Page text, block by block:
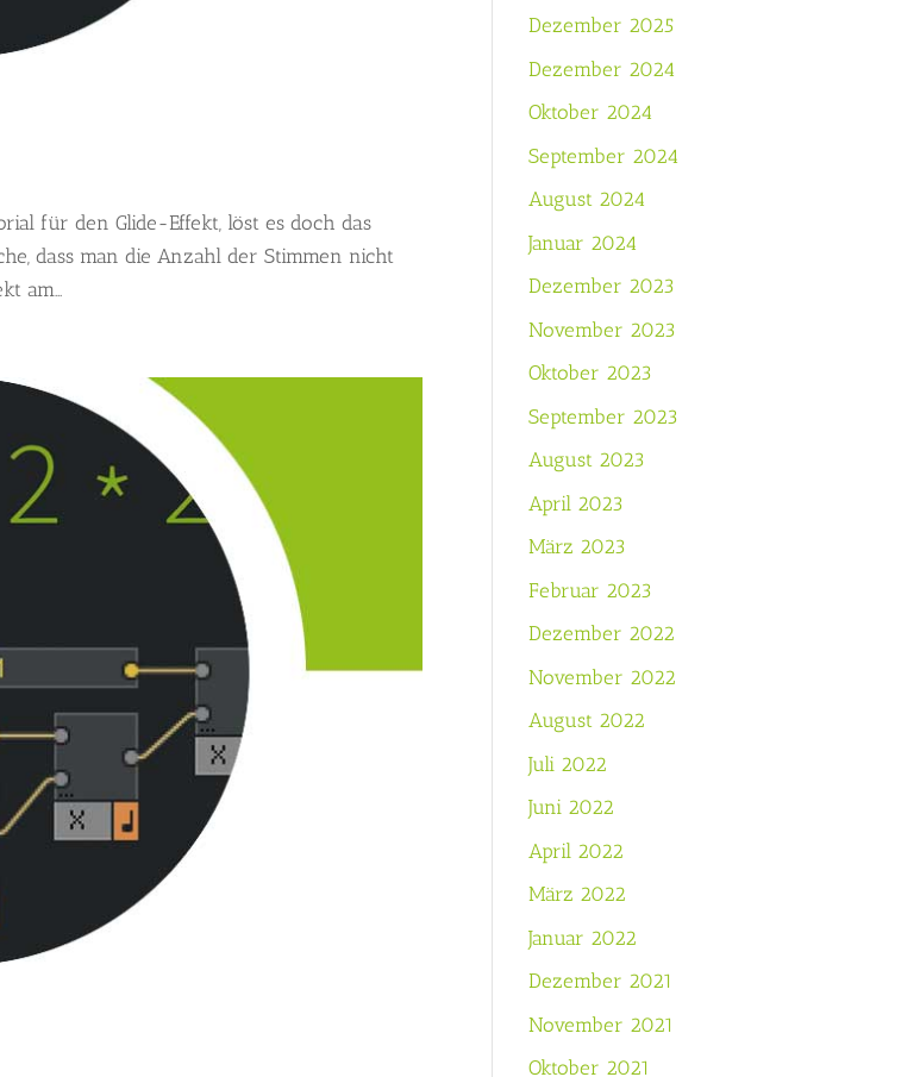
für den Glide-Effekt, löst es doch das
dass man die Anzahl der Stimmen nicht
am...
Dezember 2025
Dezember 2024
Oktober 2024
September 2024
August 2024
Januar 2024
Dezember 2023
November 2023
Oktober 2023
September 2023
August 2023
April 2023
März 2023
Februar 2023
Dezember 2022
November 2022
August 2022
Juli 2022
Juni 2022
April 2022
März 2022
Januar 2022
Dezember 2021
November 2021
Oktober 2021